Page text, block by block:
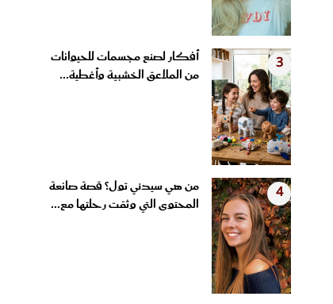
3
أفكار لصنع مجسمات للحيوانات
من الملاعق الخشبية وأغطية...
4
من هي سيدني تول؟ قصة صانعة
المحتوى التي وثقت رحلتها مع...